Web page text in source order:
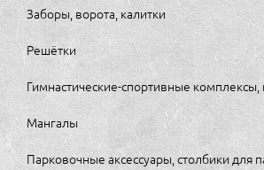
Заборы, ворота, калитки
Решётки
Гимнастические-спортивные комплексы,
Мангалы
Парковочные аксессуары, столбики для